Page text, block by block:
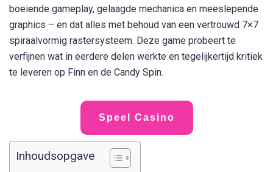
boeiende gameplay, gelaagde mechanica en meeslepende
graphics – en dat alles met behoud van een vertrouwd 7×7
spiraalvormig rastersysteem. Deze game probeert te
verfijnen wat in eerdere delen werkte en tegelijkertijd kritiek
te leveren op Finn en de Candy Spin.
Speel Casino
Inhoudsopgave